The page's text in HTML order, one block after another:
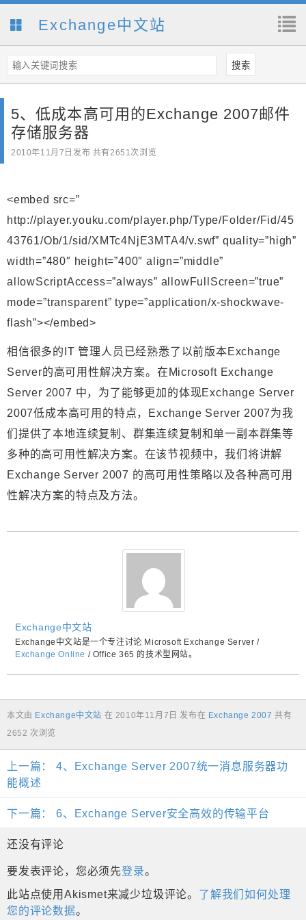
Exchange中文站
5、低成本高可用的Exchange 2007邮件
存储服务器
2010年11月7日 发布 共有2651次浏览
<embed src=”
http://player.youku.com/player.php/Type/Folder/Fid/45
43761/Ob/1/sid/XMTc4NjE3MTA4/v.swf” quality=”high”
width=”480″ height=”400″ align=”middle”
allowScriptAccess=”always” allowFullScreen=”true”
mode=”transparent” type=”application/x-shockwave-
flash”></embed>
相信很多的IT 管理人员已经熟悉了以前版本Exchange
Server的高可用性解决方案。在Microsoft Exchange
Server 2007 中，为了能够更加的体现Exchange Server
2007低成本高可用的特点，Exchange Server 2007为我
们提供了本地连续复制、群集连续复制和单一副本群集等
多种的高可用性解决方案。在该节视频中，我们将讲解
Exchange Server 2007 的高可用性策略以及各种高可用
性解决方案的特点及方法。
Exchange中文站
Exchange中文站是一个专注讨论 Microsoft Exchange Server /
Exchange Online / Office 365 的技术型网站。
本文由 Exchange中文站 在 2010年11月7日 发布在 Exchange 2007 共有
2652 次浏览
上一篇：
4、Exchange Server 2007统一消息服务器功
能概述
下一篇： 6、Exchange Server安全高效的传输平台
还没有评论
要发表评论，您必须先登录。
此站点使用Akismet来减少垃圾评论。 了解我们如何处理
您的评论数据。